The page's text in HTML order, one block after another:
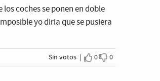
coches se ponen en doble
yo diria que se pusiera
Sin votos |
Estoy de acuerdo
0
No estoy de
0